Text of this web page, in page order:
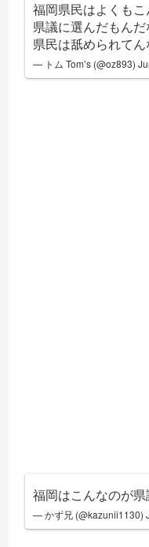
福岡県民はよくも
県議に選んだもんだ
県民は舐められてん
— トム Tom’s (@oz893)
福岡はこんなのが県
— かず兄 (@kazunii1130)